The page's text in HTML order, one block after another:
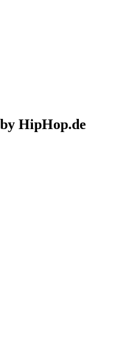
HipHop.de